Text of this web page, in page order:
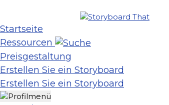
Startseite
Ressourcen
Preisgestaltung
Erstellen Sie ein Storyboard
Erstellen Sie ein Storyboard